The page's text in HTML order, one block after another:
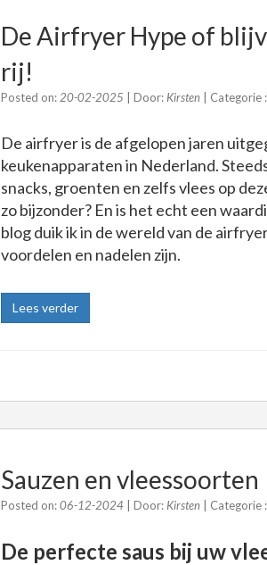
De Airfryer Hype of
rij!
Posted on: 20-02-2025 | Door: Kirsten | Categorie :
De airfryer is de afgelopen jaren
keukenapparaten in Nederland.
snacks, groenten en zelfs vlees op
zo bijzonder? En is het echt een
blog duik ik in de wereld van de
voordelen en nadelen zijn.
Lees verder
Sauzen en vleessoorten
Posted on:06-12-2024 | Door: Kirsten | Categorie :
De perfecte saus bij uw